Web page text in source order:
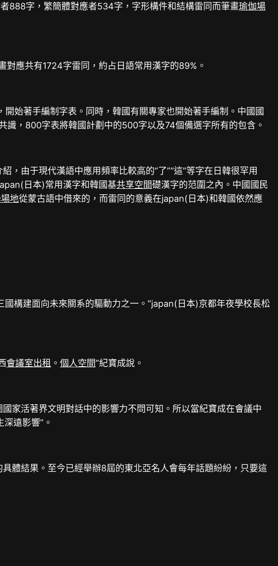
888字，繁簡體對應者534字，字形構件和結構雷同而筆畫瑜伽場
對應共有1724字雷同，約占日語常用漢字的89%。
始著手編制字表。同時，韓國有關專家也開始著手編制。中國國
識，800字表將韓國計劃中的500字以及74個備選字所有的包含。
，由于現代漢語中應用頻率比較高的“了”“這”等字在日韓很罕用
日本)常用漢字和韓國基共享空間礎漢字的范圍之內。中國國民
地從蒙古語中借來的，而雷同的意義在japan(日本)和韓國依然應
構建面向未來關系的驅動力之一。”japan(日本)京都年夜學校長松
會議室出租 。個人空間”紀寶成說。
家活著界文明對話中的影響力不問可知。所以當紀寶成在會議中
遠影響”。
體結果。至今已經舉辦8屆的東北亞名人會每年話題紛紛，只要這